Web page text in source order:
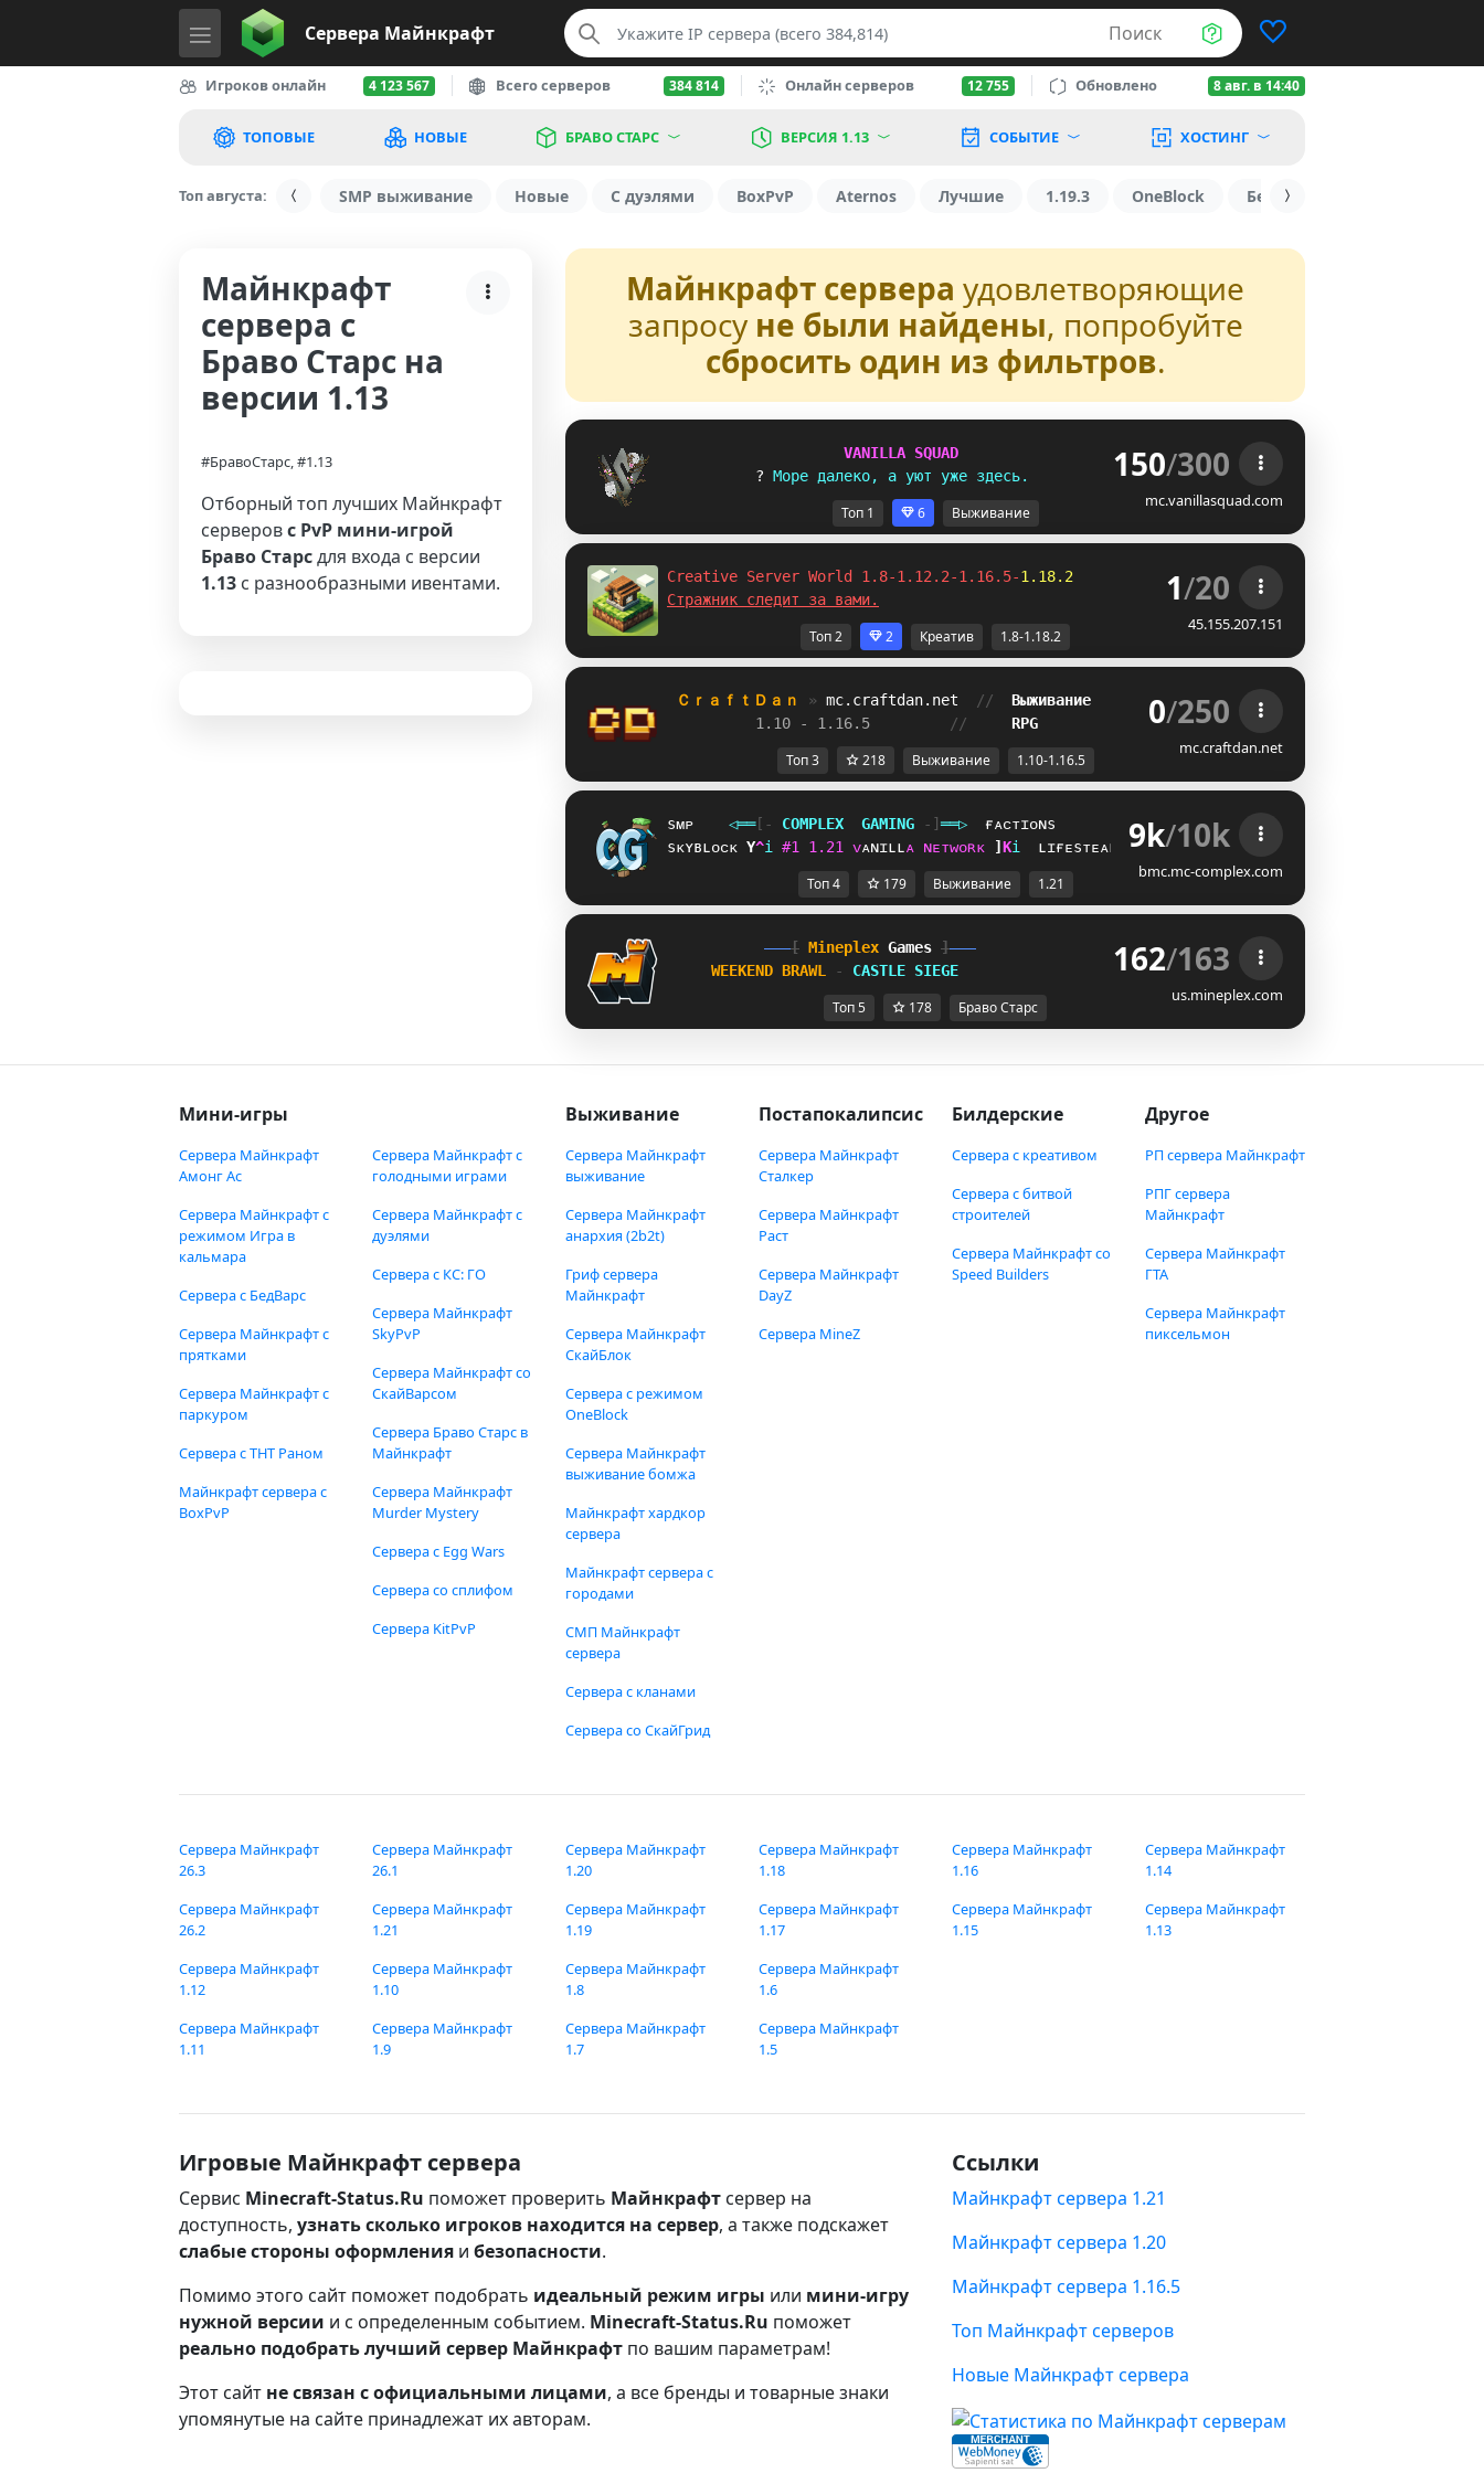
Сервера Майнкрафт Поиск
Игроков онлайн 4 123 567 Всего серверов 384 814 Онлайн серверов 12 755 Обновлено 8 авг. в 14:40
ТОПОВЫЕ НОВЫЕ БРАВО СТАРС ВЕРСИЯ 1.13 СОБЫТИЕ ХОСТИНГ
Топ августа: SMP выживание Новые С дуэлями BoxPvP Aternos Лучшие 1.19.3 OneBlock БедВарс
Майнкрафт
сервера с
Браво Старс на
версии 1.13
#БравоСтарс, #1.13
Отборный топ лучших Майнкрафт
серверовс PvP мини-игрой
Браво Старсдля входа с версии
1.13 с разнообразными ивентами.
Майнкрафт сервера удовлетворяющие
запросу не были найдены, попробуйте
сбросить один из фильтров.
VANIL L A SQUAD
? Море далеко, а уют уже здесь. 150/300
mc.vanillasquad.com
Топ 1 6 Выживание
Creative Server World 1.8-1.12.2-1.16.5-1.18.2
Cтражник следит за вами.
1/20
45.155.207.151
Топ 2 2 Креатив 1.8-1.18.2
ＣｒａｆｔＤａｎ » mc.craftdan.net // Выживание
1.10 - 1.16.5
// RPG 0/250
mc.craftdan.net
Топ 3 218 Выживание 1.10-1.16.5
sᴍᴘ ◁══[‐ COMPL EX GAMING ‐]══▷
ғᴀᴄᴛɪᴏɴs
sᴋʏʙʟᴏᴄᴋ H_i #1 1 . 21 ᴠᴀɴɪʟʟᴀ ɴᴇᴛᴡᴏʀᴋ D Ki ʟɪғᴇsᴛᴇᴀʟ 9k/10k
bmc.mc-complex.com
Топ 4 179 Выживание 1.21
[ Mineplex Games ]
WEEKEND BRAWL
- CASTLE SIEGE 162/163
us.mineplex.com
Топ 5 178 Браво Старс
Мини-игры
Сервера Майнкрафт
Амонг Ас
Сервера Майнкрафт с
режимом Игра в
кальмара
Сервера с БедВарс
Сервера Майнкрафт с
прятками
Сервера Майнкрафт с
паркуром
Сервера с ТНТ Раном
Майнкрафт сервера с
BoxPvP
Сервера Майнкрафт с
голодными играми
Сервера Майнкрафт с
дуэлями
Сервера с КС: ГО
Сервера Майнкрафт
SkyPvP
Сервера Майнкрафт со
СкайВарсом
Сервера Браво Старс в
Майнкрафт
Сервера Майнкрафт
Murder Mystery
Сервера с Egg Wars
Сервера со сплифом
Сервера KitPvP
Выживание
Сервера Майнкрафт
выживание
Сервера Майнкрафт
анархия (2b2t)
Гриф сервера
Майнкрафт
Сервера Майнкрафт
СкайБлок
Сервера с режимом
OneBlock
Сервера Майнкрафт
выживание бомжа
Майнкрафт хардкор
сервера
Майнкрафт сервера с
городами
СМП Майнкрафт
сервера
Сервера с кланами
Сервера со СкайГрид
Постапокалипсис
Сервера Майнкрафт
Сталкер
Сервера Майнкрафт
Раст
Сервера Майнкрафт
DayZ
Сервера MineZ
Билдерские
Сервера с креативом
Сервера с битвой
строителей
Сервера Майнкрафт со
Speed Builders
Другое
РП сервера Майнкрафт
РПГ сервера
Майнкрафт
Сервера Майнкрафт
ГТА
Сервера Майнкрафт
пиксельмон
Сервера Майнкрафт
26.3
Сервера Майнкрафт
26.2
Сервера Майнкрафт
26.1
Сервера Майнкрафт
1.21
Сервера Майнкрафт
1.20
Сервера Майнкрафт
1.19
Сервера Майнкрафт
1.18
Сервера Майнкрафт
1.17
Сервера Майнкрафт
1.16
Сервера Майнкрафт
1.15
Сервера Майнкрафт
1.14
Сервера Майнкрафт
1.13
Сервера Майнкрафт
1.12
Сервера Майнкрафт
1.11
Сервера Майнкрафт
1.10
Сервера Майнкрафт
1.9
Сервера Майнкрафт
1.8
Сервера Майнкрафт
1.7
Сервера Майнкрафт
1.6
Сервера Майнкрафт
1.5
Игровые Майнкрафт сервера
Сервис Minecraft-Status.Ru поможет проверить Майнкрафт сервер на
доступность, узнать сколько игроков находится на сервер, а также подскажет
слабые стороны оформления и безопасности.
Помимо этого сайт поможет подобрать идеальный режим игры или мини-игру
нужной версии и с определенным событием. Minecraft-Status.Ru поможет
реально подобрать лучший сервер Майнкрафт по вашим параметрам!
Этот сайт не связан с официальными лицами, а все бренды и товарные знаки
упомянутые на сайте принадлежат их авторам.
Ссылки
Майнкрафт сервера 1.21
Майнкрафт сервера 1.20
Майнкрафт сервера 1.16.5
Топ Майнкрафт серверов
Новые Майнкрафт сервера